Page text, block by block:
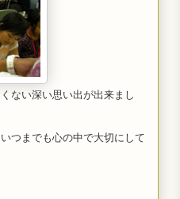
ない深い思い出が出来まし
つまでも心の中で大切にして